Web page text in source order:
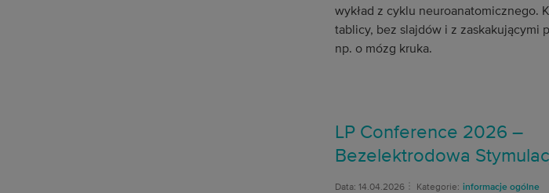
wykład z cyklu neuroanatomicznego.
tablicy, bez slajdów i z zaskakującymi
np. o mózg kruka.
LP Conference 2026 –
Bezelektrodowa
Data: 14.04.2026 Kategorie: informacje ogólne